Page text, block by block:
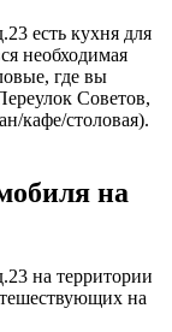
есть кухня для
необходимая
где вы
Советов,
кафе/столовая).
на
на территории
на